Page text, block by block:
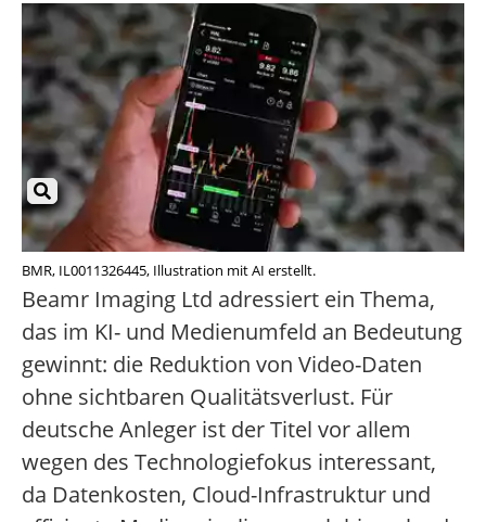
BMR, IL0011326445, Illustration mit AI erstellt.
Beamr Imaging Ltd adressiert ein Thema,
das im KI- und Medienumfeld an Bedeutung
gewinnt: die Reduktion von Video-Daten
ohne sichtbaren Qualitätsverlust. Für
deutsche Anleger ist der Titel vor allem
wegen des Technologiefokus interessant,
da Datenkosten, Cloud-Infrastruktur und